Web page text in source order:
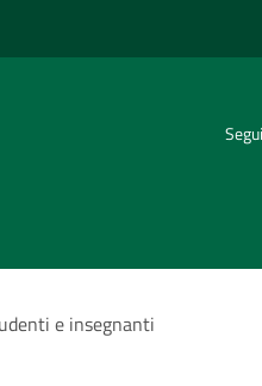
e insegnanti